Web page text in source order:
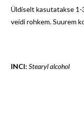
Üldiselt kasutatakse 1-
veidi rohkem. Suurem
INCI: Stearyl alcohol